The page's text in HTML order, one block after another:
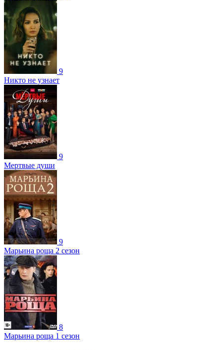
9
Никто не узнает
9
Мертвые души
9
Марьина роща 2 сезон
8
Марьина роща 1 сезон